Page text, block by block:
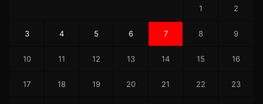
1 2
3 4 5 6 7 8 9
10 11 12 13 14 15 16
17 18 19 20 21 22 23